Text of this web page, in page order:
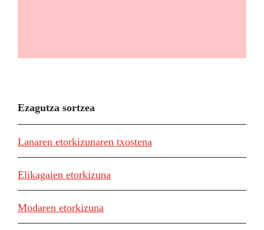
Ezagutza sortzea
Lanaren etorkizunaren txostena
Elikagaien etorkizuna
Modaren etorkizuna